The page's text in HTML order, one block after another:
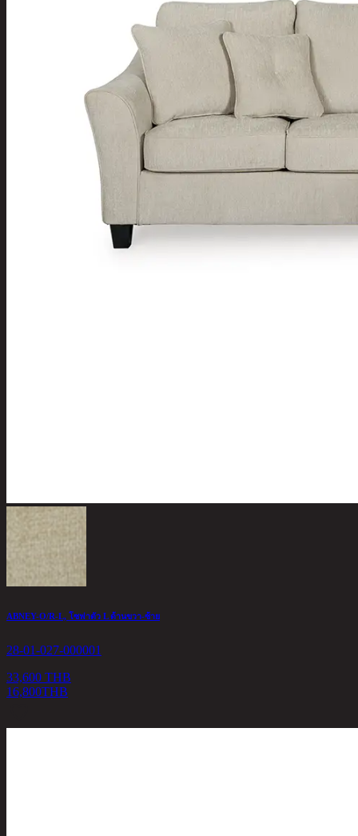
ABNEY-O/R-L, โซฟาตัว L ด้านขวา-ซ้าย
28-01-027-000001
33,600 THB
16,800THB